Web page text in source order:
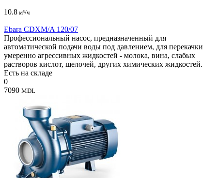
10.8 м³/ч
Ebara CDXM/A 120/07
Профессиональный насос, предназначенный для
автоматической подачи воды под давлением, для перекачки
умеренно агрессивных жидкостей - молока, вина, слабых
растворов кислот, щелочей, других химических жидкостей.
Есть на складе
0
7090 MDL